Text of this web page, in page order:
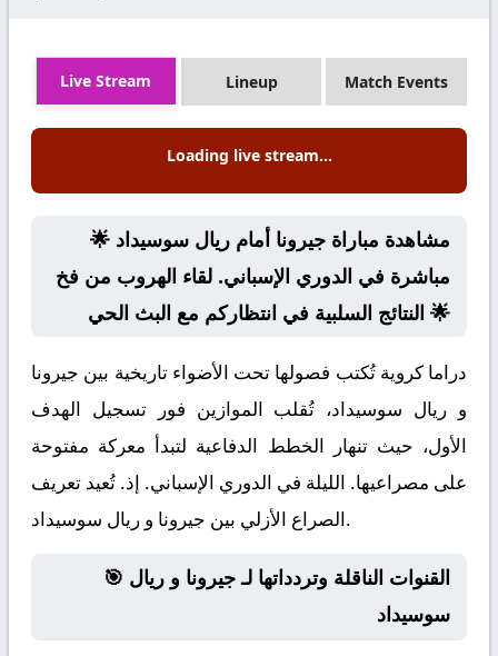
Live Stream Lineup Match Events
Loading live stream...
🌟 مشاهدة مباراة جيرونا أمام ريال سوسيداد
مباشرة في الدوري الإسباني. لقاء الهروب من فخ
النتائج السلبية في انتظاركم مع البث الحي 🌟
دراما كروية تُكتب فصولها تحت الأضواء تاريخية بين جيرونا
و ريال سوسيداد، تُقلب الموازين فور تسجيل الهدف
الأول، حيث تنهار الخطط الدفاعية لتبدأ معركة مفتوحة
على مصراعيها. الليلة في الدوري الإسباني. إذ. تُعيد تعريف
الصراع الأزلي بين جيرونا و ريال سوسيداد.
🎯 القنوات الناقلة وتردداتها لـ جيرونا و ريال
سوسيداد